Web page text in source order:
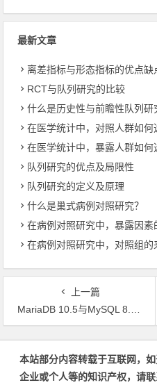
最新文章
离差指标与形态指标的优点缺
RCT与队列研究的比较
什么是历史性与前瞻性队列研
在医学统计中，对照人群如何
在医学统计中，暴露人群如何
队列研究的优点及局限性
队列研究的定义及原理
什么是巢式病例对照研究？
在病例对照研究中，暴露因素
在病例对照研究中，对照组的
上一篇
MariaDB 10.5与MySQL 8.0的比较
文章导航
本站部分内容转载于互联网，
企业或个人等的知识产权，请